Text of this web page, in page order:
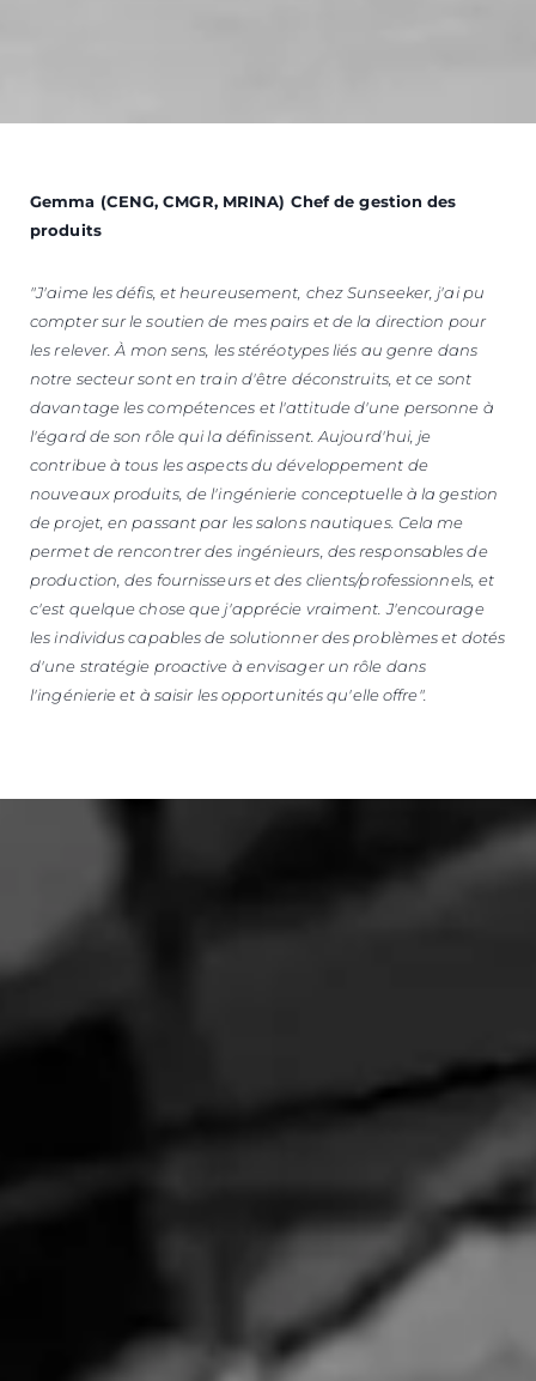
Gemma (CENG, CMGR, MRINA) Chef de gestion des
produits
"J'aime les défis, et heureusement, chez Sunseeker, j'ai pu
compter sur le soutien de mes pairs et de la direction pour
les relever. À mon sens, les stéréotypes liés au genre dans
notre secteur sont en train d'être déconstruits, et ce sont
davantage les compétences et l'attitude d'une personne à
l'égard de son rôle qui la définissent. Aujourd'hui, je
contribue à tous les aspects du développement de
nouveaux produits, de l'ingénierie conceptuelle à la gestion
de projet, en passant par les salons nautiques. Cela me
permet de rencontrer des ingénieurs, des responsables de
production, des fournisseurs et des clients/professionnels, et
c'est quelque chose que j'apprécie vraiment. J'encourage
les individus capables de solutionner des problèmes et dotés
d'une stratégie proactive à envisager un rôle dans
l'ingénierie et à saisir les opportunités qu'elle offre".